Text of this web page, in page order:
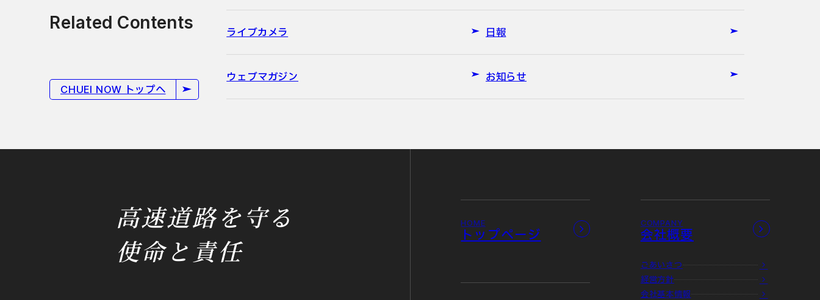
Related Contents ライブカメラ 日報
ウェブマガジン
お知らせ
CHUEI NOW トップへ
高速道路を守る
使命と責任
HOME
トップページ
COMPANY
会社概要
ごあいさつ
経営方針
会社基本情報